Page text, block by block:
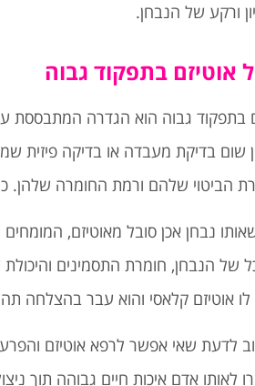
ורקע של הנבחן.
אוטיזם בתפקוד גבוה
בתפקוד גבוה הוא הגדרה המתבססת
שום בדיקת מעבדה או בדיקה פיזית
הביטוי שלהם ורמת החומרה שלהן.
נבחן אכן סובל מאוטיזם,
הנבחן, חומרת התסמינים והיכולת
אוטיזם קלאסי והוא עבר בהצלחה
לדעת שאי אפשר לרפא אוטיזם
לאותו אדם איכות חיים גבוהה תוך